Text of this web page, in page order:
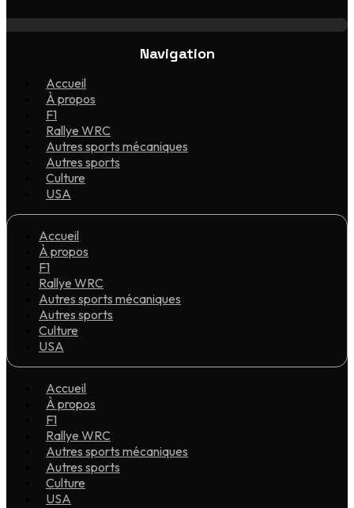
Navigation
Accueil
À propos
F1
Rallye WRC
Autres sports mécaniques
Autres sports
Culture
USA
Accueil
À propos
F1
Rallye WRC
Autres sports mécaniques
Autres sports
Culture
USA
Accueil
À propos
F1
Rallye WRC
Autres sports mécaniques
Autres sports
Culture
USA